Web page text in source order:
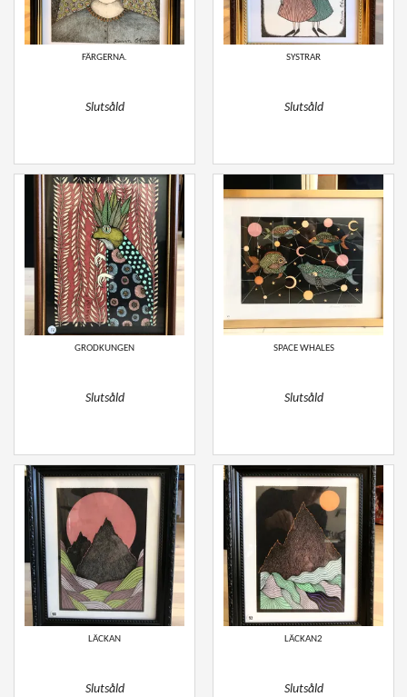
FÄRGERNA.
Slutsåld
SYSTRAR
Slutsåld
GRODKUNGEN
Slutsåld
SPACE WHALES
Slutsåld
LÄCKAN
Slutsåld
LÄCKAN2
Slutsåld